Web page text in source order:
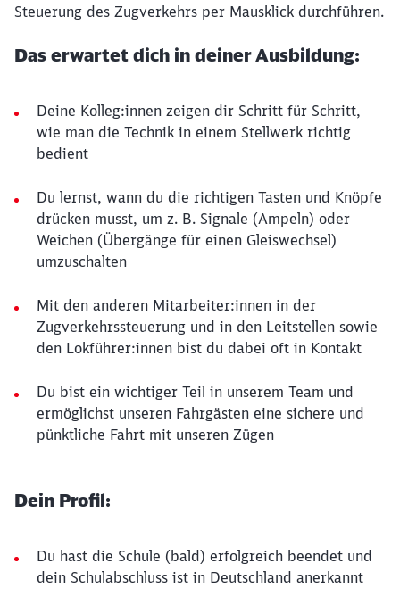
Steuerung des Zugverkehrs per Mausklick durchführen.
Das erwartet dich in deiner Ausbildung:
Deine Kolleg:innen zeigen dir Schritt für Schritt,
wie man die Technik in einem Stellwerk richtig
bedient
Du lernst, wann du die richtigen Tasten und Knöpfe
drücken musst, um z. B. Signale (Ampeln) oder
Weichen (Übergänge für einen Gleiswechsel)
umzuschalten
Mit den anderen Mitarbeiter:innen in der
Zugverkehrssteuerung und in den Leitstellen sowie
den Lokführer:innen bist du dabei oft in Kontakt
Du bist ein wichtiger Teil in unserem Team und
ermöglichst unseren Fahrgästen eine sichere und
pünktliche Fahrt mit unseren Zügen
Dein Profil:
Du hast die Schule (bald) erfolgreich beendet und
dein Schulabschluss ist in Deutschland anerkannt